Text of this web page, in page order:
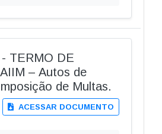
TERMO DE
– Autos de
de Multas.
ACESSAR DOCUMENTO